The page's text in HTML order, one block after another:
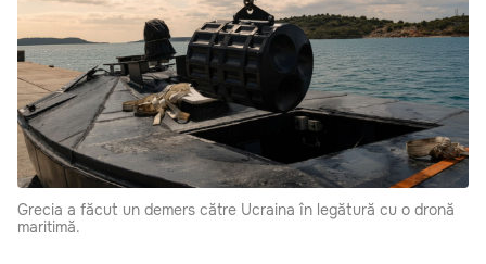
Grecia a făcut un demers către Ucraina în legătură cu o dronă
maritimă.